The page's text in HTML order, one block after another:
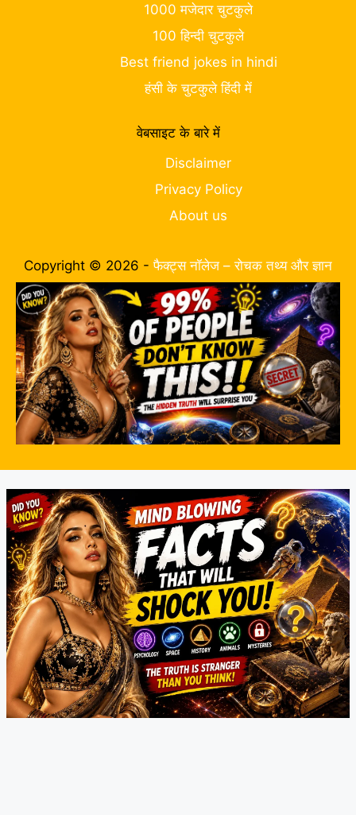
1000 मजेदार चुटकुले
100 हिन्दी चुटकुले
Best friend jokes in hindi
हंसी के चुटकुले हिंदी में
वेबसाइट के बारे में
Disclaimer
Privacy Policy
About us
Copyright © 2026 -फैक्ट्स नॉलेज – रोचक तथ्य और ज्ञान